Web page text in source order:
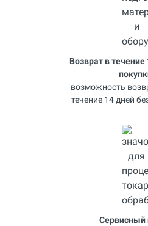
Возврат в течение
возможность
течение 14 дней
Сервисный